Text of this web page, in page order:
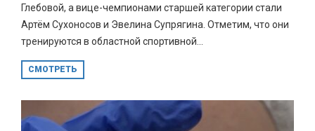
Глебовой, а вице-чемпионами старшей категории стали
Артём Сухоносов и Эвелина Супрягина. Отметим, что они
тренируются в областной спортивной...
СМОТРЕТЬ